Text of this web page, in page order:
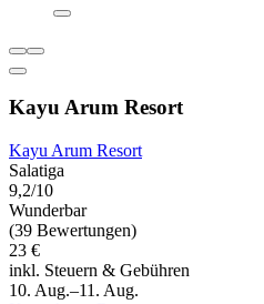
Kayu Arum Resort
Kayu Arum Resort
Salatiga
9,2/10
Wunderbar
(39 Bewertungen)
23 €
inkl. Steuern & Gebühren
10. Aug.–11. Aug.